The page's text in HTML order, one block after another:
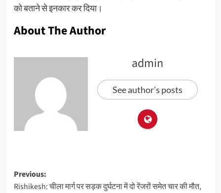
को बताने से इनकार कर दिया।
About The Author
admin
See author's posts
Previous:
Rishikesh: चीला मार्ग पर सड़क दुर्घटना में दो रेंजरों समेत चार की मौत,